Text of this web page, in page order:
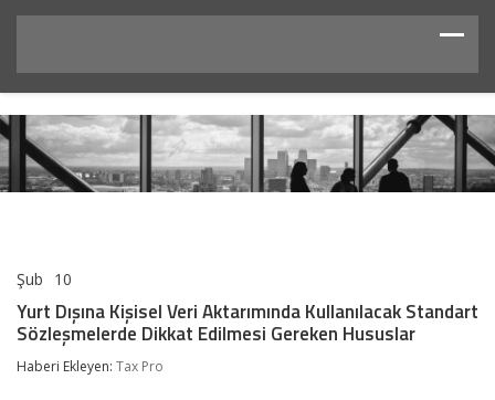
Şub 10
Kişisel
Veri
Kullanılacak
Yurt Dışına Kişisel Veri Aktarımında Kullanılacak Standart
Sözleşmelerde Dikkat Edilmesi Gereken Hususlar
Haberi Ekleyen: Tax Pro